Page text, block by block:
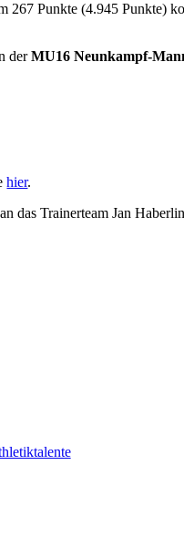
Punkte (4.945 Punkte)
derMU16 Neunkampf-
hier.
das Trainerteam Jan